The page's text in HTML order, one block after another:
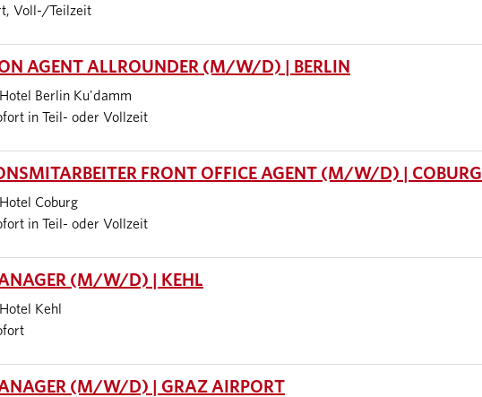
Voll-/Teilzeit
AGENT ALLROUNDER (M/W/D) | BERLIN
Berlin Ku'damm
in Teil- oder Vollzeit
FRONT OFFICE AGENT (M/W/D) | COBURG
Coburg
in Teil- oder Vollzeit
(M/W/D) | KEHL
Kehl
(M/W/D) | GRAZ AIRPORT